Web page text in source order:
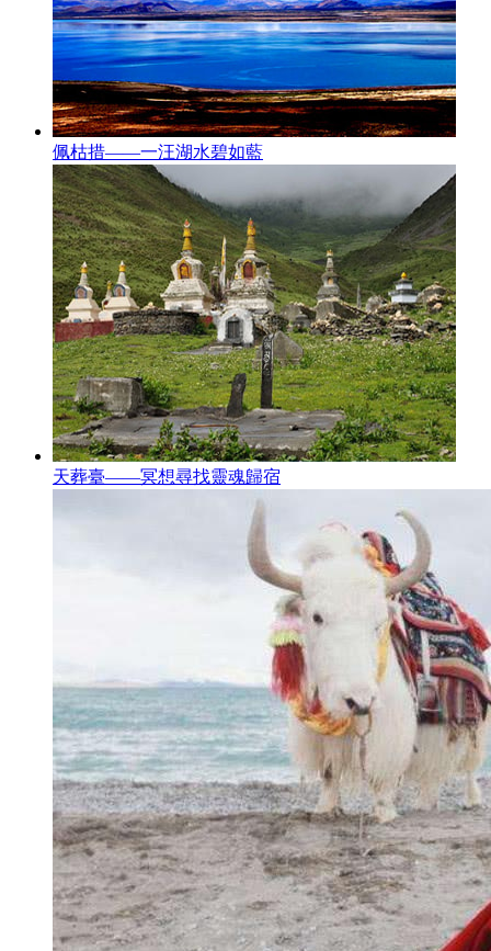
佩枯措——一汪湖水碧如藍
天葬臺——冥想尋找靈魂歸宿